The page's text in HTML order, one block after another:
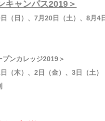
キャンパス2019＞
（日）、7月20日（土）、8月4
プンカレッジ2019＞
（木）、2日（金）、3日（土）